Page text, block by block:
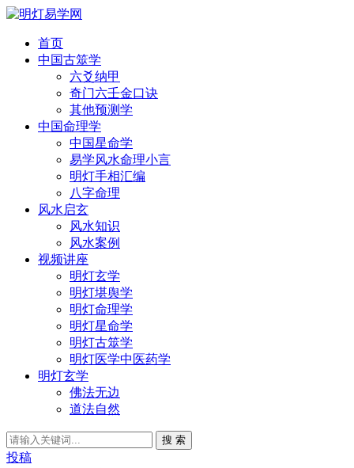
首页
中国古筮学
六爻纳甲
奇门六壬金口诀
其他预测学
中国命理学
中国星命学
易学风水命理小言
明灯手相汇编
八字命理
风水启玄
风水知识
风水案例
视频讲座
明灯玄学
明灯堪舆学
明灯命理学
明灯星命学
明灯古筮学
明灯医学中医药学
明灯玄学
佛法无边
道法自然
搜 索
投稿